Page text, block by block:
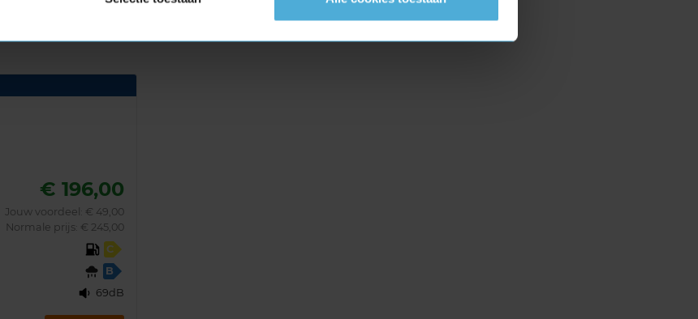
€ 196,00
Jouw voordeel: € 49,00
Normale prijs: € 245,00
C
B
69dB